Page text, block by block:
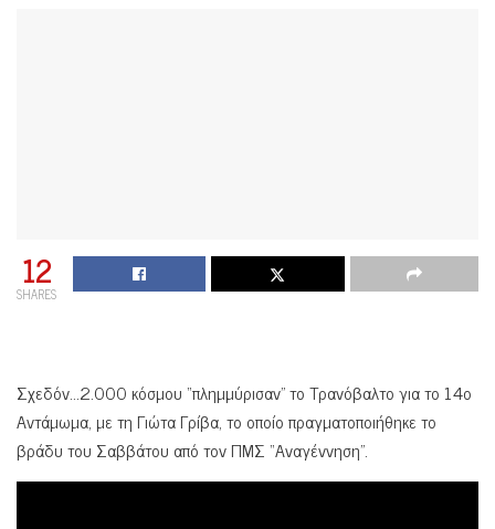
12
SHARES
Σχεδόν…2.000 κόσμου “πλημμύρισαν” το Τρανόβαλτο για το 14ο
Αντάμωμα, με τη Γιώτα Γρίβα, το οποίο πραγματοποιήθηκε το
βράδυ του Σαββάτου από τον ΠΜΣ “Αναγέννηση”.